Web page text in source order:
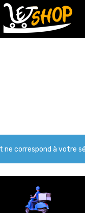
ne correspond à votre